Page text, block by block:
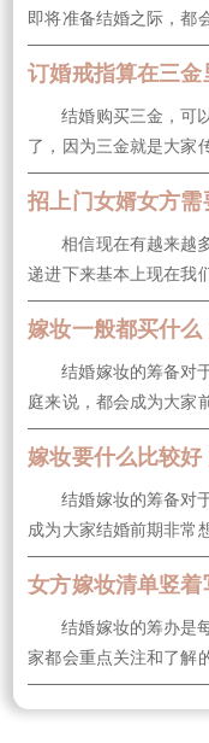
即将准备结婚之际，都
订婚戒指算在三
结婚购买三金，可
了，因为三金就是大家
招上门女婿女方
相信现在有越来越
递进下来基本上现在我
嫁妆一般都买什
结婚嫁妆的筹备对
庭来说，都会成为大家
嫁妆要什么比较
结婚嫁妆的筹备对
成为大家结婚前期非常
结婚嫁妆的筹办是
家都会重点关注和了解